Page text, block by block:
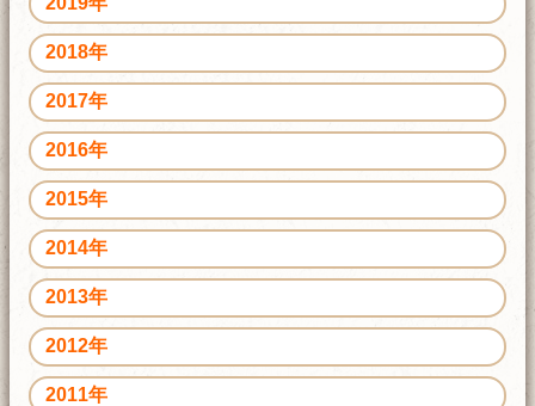
2018年
2017年
2016年
2015年
2014年
2013年
2012年
2011年